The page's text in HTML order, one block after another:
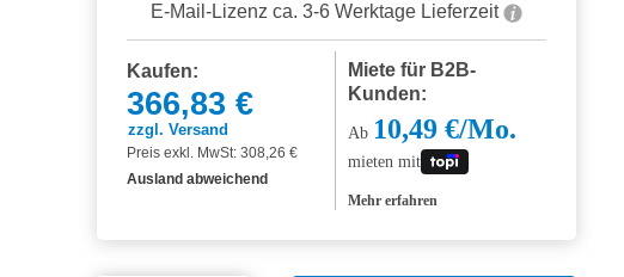
E-Mail-Lizenz ca. 3-6 Werktage Lieferzeit
Kaufen:
366,83 €
zzgl. Versand
Preis exkl. MwSt: 308,26 €
Ausland abweichend
Miete für B2B-
Kunden:
Ab 10,49 €/Mo.
mieten mit
Mehr erfahren